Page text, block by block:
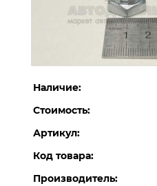
Наличие:
Стоимость:
Артикул:
Код товара:
Производитель: